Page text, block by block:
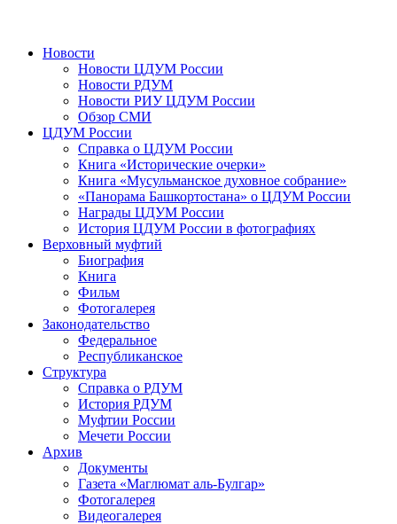
Новости
Новости ЦДУМ России
Новости РДУМ
Новости РИУ ЦДУМ России
Обзор СМИ
ЦДУМ России
Справка о ЦДУМ России
Книга «Исторические очерки»
Книга «Мусульманское духовное собрание»
«Панорама Башкортостана» о ЦДУМ России
Награды ЦДУМ России
История ЦДУМ России в фотографиях
Верховный муфтий
Биография
Книга
Фильм
Фотогалерея
Законодательство
Федеральное
Республиканское
Структура
Справка о РДУМ
История РДУМ
Муфтии России
Мечети России
Архив
Документы
Газета «Маглюмат аль-Булгар»
Фотогалерея
Видеогалерея